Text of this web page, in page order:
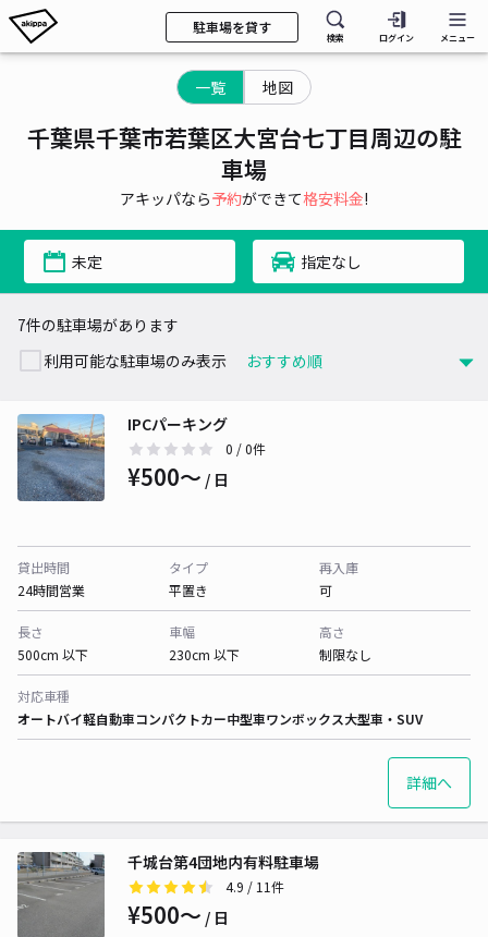
駐車場を貸す
検索 ログイン メニュー
一覧 地図
千葉県千葉市若葉区大宮台七丁目周辺の駐
車場
アキッパなら予約ができて格安料金!
未定 指定なし
7件の駐車場があります
利用可能な駐車場のみ表示
IPCパーキング
0 / 0件
¥500〜 / 日
貸出時間
24時間営業
タイプ
平置き
再入庫
可
長さ
500cm 以下
車幅
230cm 以下
高さ
制限なし
対応車種
オートバイ軽自動車コンパクトカー中型車ワンボックス大型車・SUV
詳細へ
千城台第4団地内有料駐車場
4.9 / 11件
¥500〜 / 日